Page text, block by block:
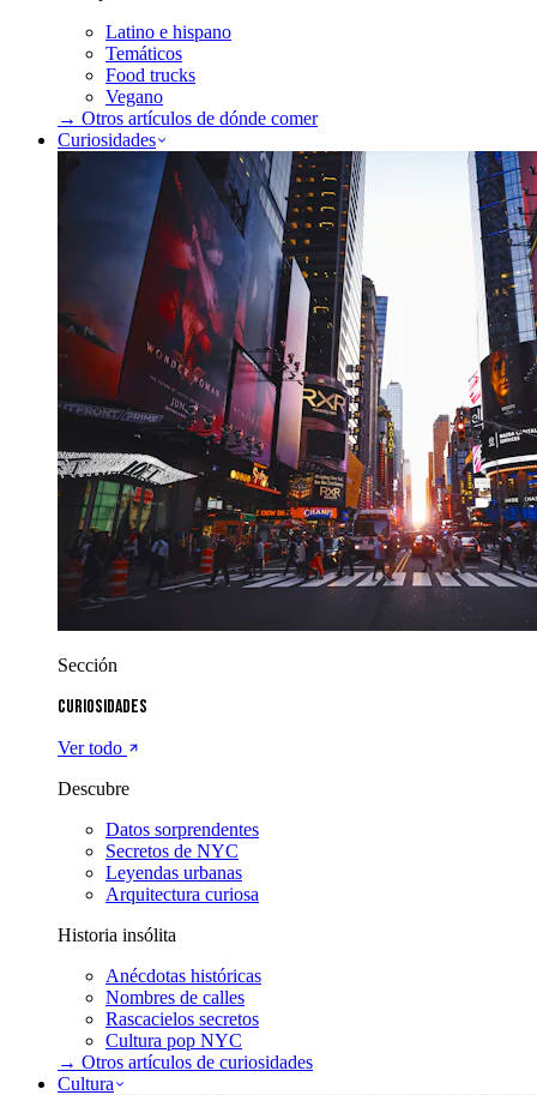
Latino e hispano
Temáticos
Food trucks
Vegano
→ Otros artículos de dónde comer
Curiosidades
Sección
Curiosidades
Ver todo
Descubre
Datos sorprendentes
Secretos de NYC
Leyendas urbanas
Arquitectura curiosa
Historia insólita
Anécdotas históricas
Nombres de calles
Rascacielos secretos
Cultura pop NYC
→ Otros artículos de curiosidades
Cultura